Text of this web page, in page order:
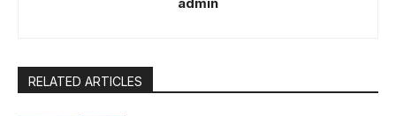
RELATED ARTICLES